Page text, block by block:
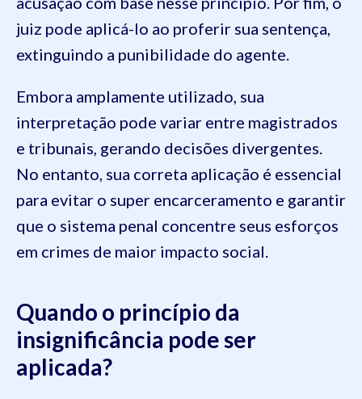
juiz pode aplicá-lo ao proferir sua sentença,
extinguindo a punibilidade do agente.
Embora amplamente utilizado, sua
interpretação pode variar entre magistrados
e tribunais, gerando decisões divergentes.
No entanto, sua correta aplicação é essencial
para evitar o super encarceramento e garantir
que o sistema penal concentre seus esforços
em crimes de maior impacto social.
Quando o princípio da
insignificância pode ser
aplicada?